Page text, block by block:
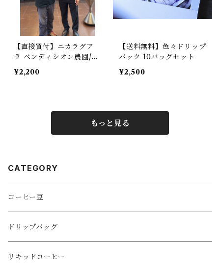
【直接買付】ニカラグア
ラ ベンディシオン農園/
パカマラ/ウォッシュド/深
煎り /Nicaragua La Be
¥2,200
【送料無料】色々ドリップ
バック 10バッグセット
¥2,500
もっと見る
CATEGORY
コーヒー豆
ドリップバッグ
リキッドコーヒー